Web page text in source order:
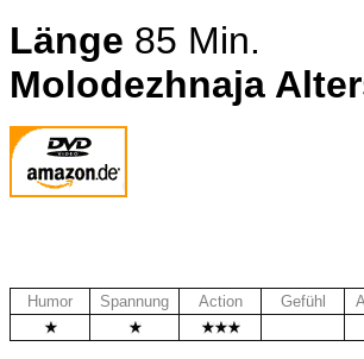
Länge 85 Min.
Molodezhnaja
Humor Spannung Action Gefühl